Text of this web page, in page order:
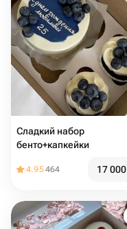
Сладкий набор
бенто+капкейки
4.95464 17 000